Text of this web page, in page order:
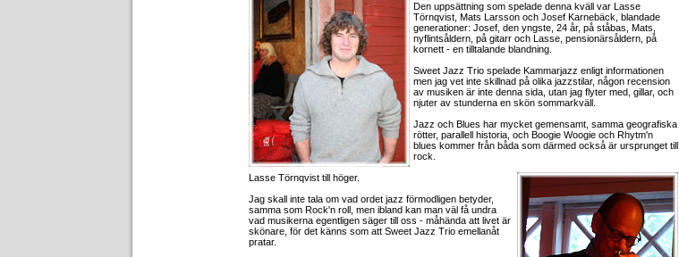
Den uppsättning som spelade denna kväll var Lasse
Törnqvist, Mats Larsson och Josef Karnebäck, blandade
generationer: Josef, den yngste, 24 år, på ståbas, Mats,
nyflintsåldern, på gitarr och Lasse, pensionärsåldern, på
kornett - en tilltalande blandning.
Sweet Jazz Trio spelade Kammarjazz enligt informationen
men jag vet inte skillnad på olika jazzstilar, någon recension
av musiken är inte denna sida, utan jag flyter med, gillar, och
njuter av stunderna en skön sommarkväll.
Jazz och Blues har mycket gemensamt, samma geografiska
rötter, parallell historia, och Boogie Woogie och Rhytm'n
blues kommer från båda som därmed också är ursprunget till
rock.
Lasse Törnqvist till höger.
Jag skall inte tala om vad ordet jazz förmodligen betyder,
samma som Rock'n roll, men ibland kan man väl få undra
vad musikerna egentligen säger till oss - måhända att livet är
skönare, för det känns som att Sweet Jazz Trio emellanåt
pratar.